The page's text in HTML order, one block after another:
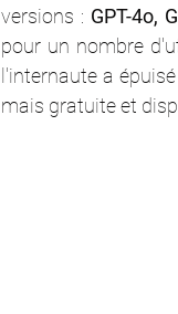
versions : GPT-4o,
pour un nombre
l'internaute a
mais gratuite et